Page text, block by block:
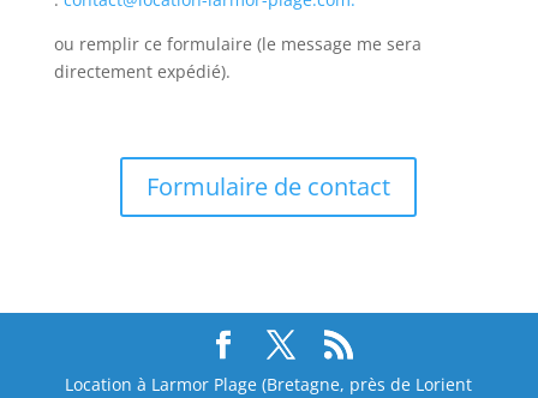
ou remplir ce formulaire (le message me sera
directement expédié).
Formulaire de contact
Location à Larmor Plage (Bretagne, près de Lorient